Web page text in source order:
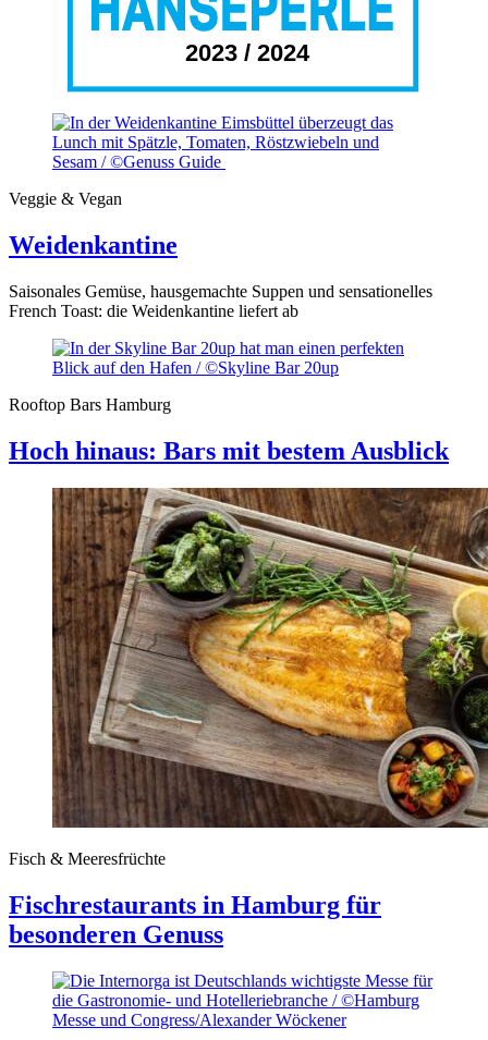
2023 / 2024
Veggie & Vegan
Weidenkantine
Saisonales Gemüse, hausgemachte Suppen und sensationelles
French Toast: die Weidenkantine liefert ab
Rooftop Bars Hamburg
Hoch hinaus: Bars mit bestem Ausblick
Fisch & Meeresfrüchte
Fischrestaurants in Hamburg für
besonderen Genuss